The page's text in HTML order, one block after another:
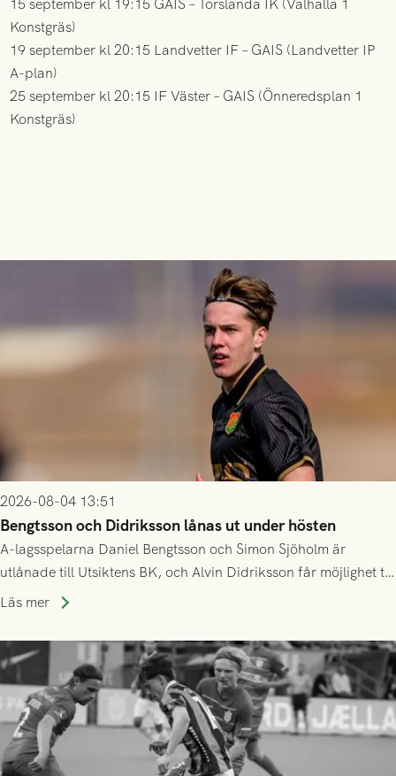
15 september kl 19:15 GAIS – Torslanda IK (Valhalla 1
Konstgräs)
19 september kl 20:15 Landvetter IF – GAIS (Landvetter IP
A-plan)
25 september kl 20:15 IF Väster – GAIS (Önneredsplan 1
Konstgräs)
2026-08-04 13:51
Bengtsson och Didriksson lånas ut under hösten
A-lagsspelarna Daniel Bengtsson och Simon Sjöholm är
utlånade till Utsiktens BK, och Alvin Didriksson får möjlighet till
speltid i Hestrafors genom föreningssamarbete.
Läs mer